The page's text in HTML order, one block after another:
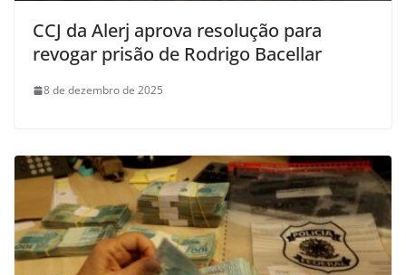
CCJ da Alerj aprova resolução para
revogar prisão de Rodrigo Bacellar
8 de dezembro de 2025